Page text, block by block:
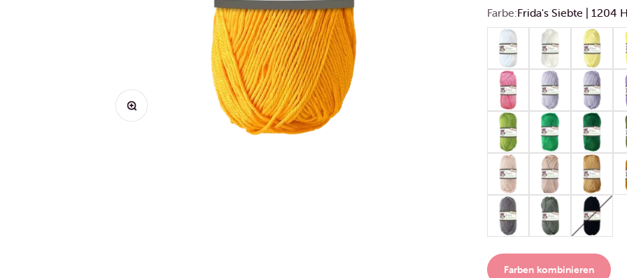
Bild vergrößern
Farbe:Frida's Siebte | 1204
Frida's Siebte | 1200 Weiß
Frida's Siebte |
Frida's
Frida's Siebte | 1207
Frida's Siebte |
Frida's
Frida's Siebte | 1237
Frida's Siebte |
Frida's
Frida's Siebte | 1202 Beige
Frida's Siebte |
Frida's
Frida's Siebte | 1234 Taube
Frida's Siebte |
Frida's
Farben kombinieren